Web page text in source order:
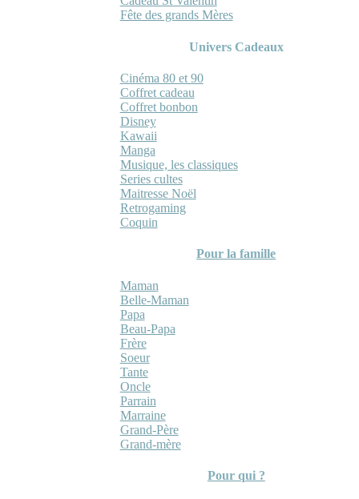
Fête des grands Mères
Univers Cadeaux
Cinéma 80 et 90
Coffret cadeau
Coffret bonbon
Disney
Kawaii
Manga
Musique, les classiques
Series cultes
Maitresse Noël
Retrogaming
Coquin
Pour la famille
Maman
Belle-Maman
Papa
Beau-Papa
Frère
Soeur
Tante
Oncle
Parrain
Marraine
Grand-Père
Grand-mère
Pour qui ?